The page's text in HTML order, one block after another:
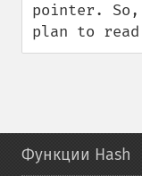
pointer.
plan to
Функции Hash